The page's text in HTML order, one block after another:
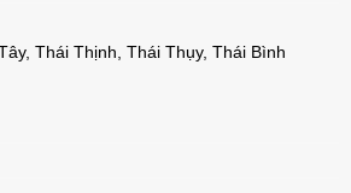
Thái Thịnh, Thái Thụy, Thái Bình